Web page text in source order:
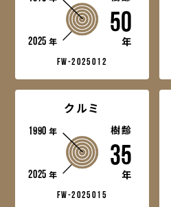
2025年
50
年
fw-2025012
クルミ
1990年
2025年
樹齢
35
年
fw-2025015